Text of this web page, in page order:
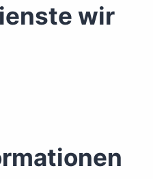
wir